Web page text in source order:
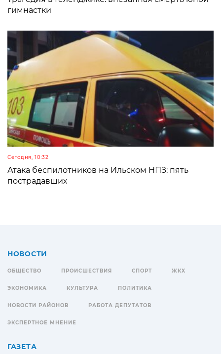
гимнастки
Сегодня, 10:32
Атака беспилотников на Ильском НПЗ: пять
пострадавших
НОВОСТИ
ОБЩЕСТВО ПРОИСШЕСТВИЯ СПОРТ ЖКХ
ЭКОНОМИКА КУЛЬТУРА ПОЛИТИКА
НОВОСТИ РАЙОНОВ РАБОТА ДЕПУТАТОВ
ЭКСПЕРТНОЕ МНЕНИЕ
ГАЗЕТА